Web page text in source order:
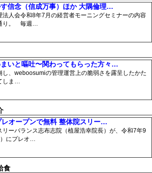
信念（信成万事）ほか 大隅倫理…
人会令和8年7月の経営者モーニングセミナーの内容
り。 毎週…
いと嘔吐〜関わってもらった方々…
、weboosumiの管理運営上の脆弱さを露呈したかた
しま…
レオープンで無料 整体院スリー…
ーバランス志布志院（植屋浩幸院長）が、令和7年9
にプレオ…
食